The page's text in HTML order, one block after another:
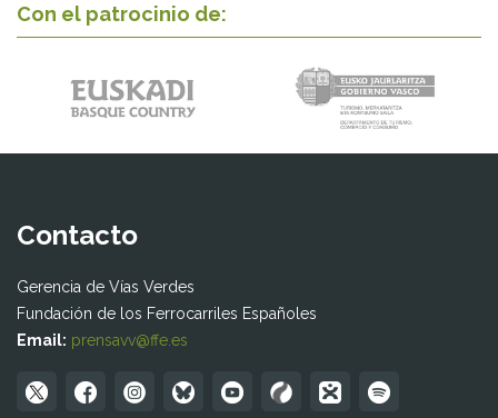
Con el patrocinio de:
Contacto
Gerencia de Vías Verdes
Fundación de los Ferrocarriles Españoles
Email: prensavv@ffe.es